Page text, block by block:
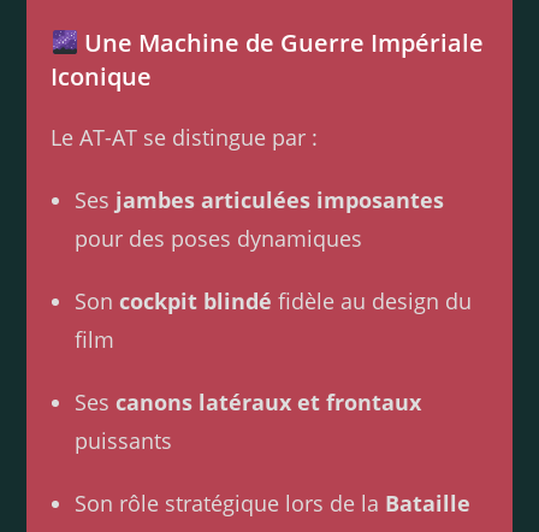
Une Machine de Guerre Impériale
Iconique
Le AT-AT se distingue par :
Ses jambes articulées imposantes
pour des poses dynamiques
Soncockpit blindé fidèle au design du
film
Sescanons latéraux et frontaux
puissants
Son rôle stratégique lors de la Bataille